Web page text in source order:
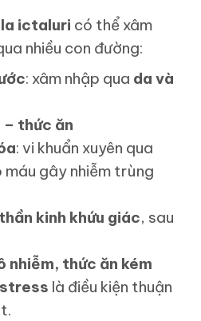
ictaluri có thể xâm
nhiều con đường:
: xâm nhập qua da và
– thức ăn
: vi khuẩn xuyên qua
gây nhiễm trùng
kinh khứu giác, sau
nhiễm, thức ăn kém
là điều kiện thuận